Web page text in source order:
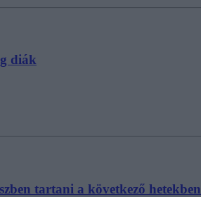
diák
tartani a következő hetekben